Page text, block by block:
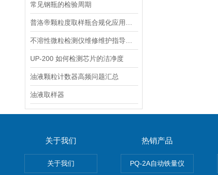
常见钢瓶的检验周期
UP-200 如何检测芯片的洁净度
油液颗粒计数器高频问题汇总
油液取样器
关于我们
关于我们
热销产品
PQ-2A自动铁量仪